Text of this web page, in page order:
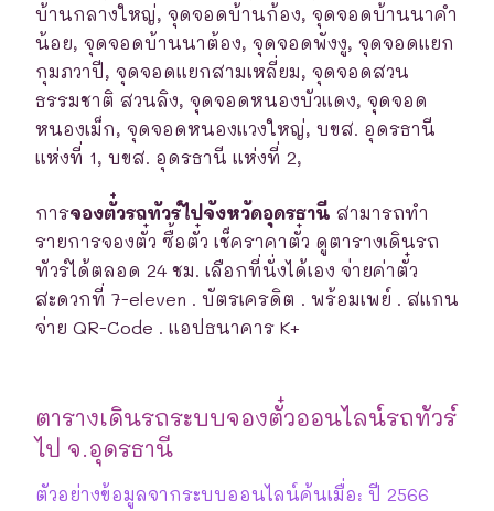
บ้านกลางใหญ่, จุดจอดบ้านก้อง, จุดจอดบ้านนาคำ
น้อย, จุดจอดบ้านนาต้อง, จุดจอดพังงู, จุดจอดแยก
กุมภวาปี, จุดจอดแยกสามเหลี่ยม, จุดจอดสวน
ธรรมชาติ สวนลิง, จุดจอดหนองบัวแดง, จุดจอด
หนองเม็ก, จุดจอดหนองแวงใหญ่, บขส. อุดรธานี
แห่งที่ 1, บขส. อุดรธานี แห่งที่ 2,
การจองตั๋วรถทัวร์ไปจังหวัดอุดรธานี สามารถทำ
รายการจองตั๋ว ซื้อตั๋ว เช็คราคาตั๋ว ดูตารางเดินรถ
ทัวร์ได้ตลอด 24 ชม. เลือกที่นั่งได้เอง จ่ายค่าตั๋ว
สะดวกที่ 7-eleven . บัตรเครดิต . พร้อมเพย์ . สแกน
จ่าย QR-Code . แอปธนาคาร K+
ตารางเดินรถระบบจองตั๋วออนไลน์รถทัวร์
ไป จ.อุดรธานี
ตัวอย่างข้อมูลจากระบบออนไลน์ค้นเมื่อ: ปี 2566